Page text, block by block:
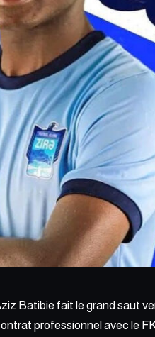
Batibie fait le grand saut
professionnel avec le